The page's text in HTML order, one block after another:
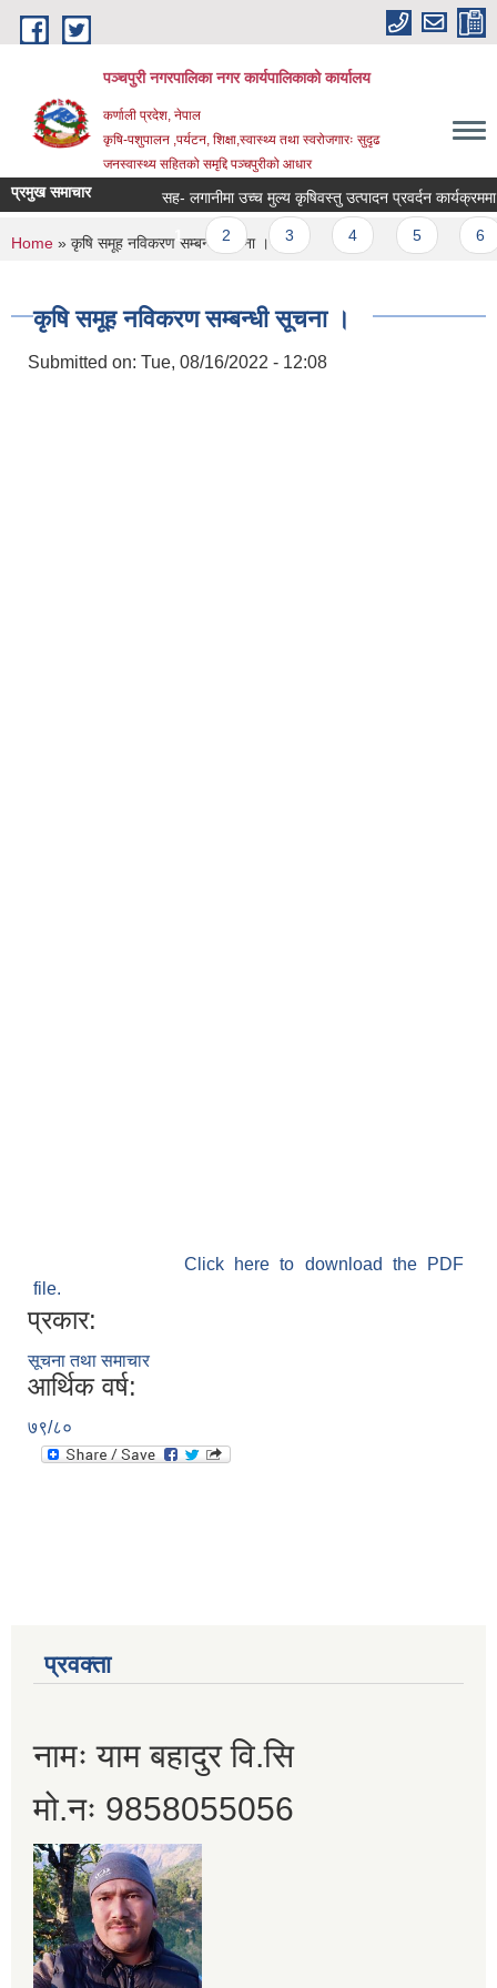
Skip to main content
पञ्चपुरी नगरपालिका नगर कार्यपालिकाको कार्यालय
कर्णाली प्रदेश, नेपाल
कृषि-पशुपालन ,पर्यटन, शिक्षा,स्वास्थ्य तथा स्वरोजगारः सुदृढ
जनस्वास्थ्य सहितको समृद्दि पञ्चपुरीको आधार
प्रमुख समाचार सह- लगानीमा उच्च मुल्य कृषिवस्तु उत्पादन प्रवर्दन कार्यक्रममा
Pages
1 2 3
You are here
Home » कृषि समूह नविकरण सम्बन्धी सूचना ।
कृषि समूह नविकरण सम्बन्धी सूचना ।
Submitted on: Tue, 08/16/2022 - 12:08
Click here to download the PDF
file.
प्रकार:
सूचना तथा समाचार
आर्थिक वर्ष:
७९/८०
प्रवक्ता
नामः याम बहादुर वि.सि
मो.नः 9858055056